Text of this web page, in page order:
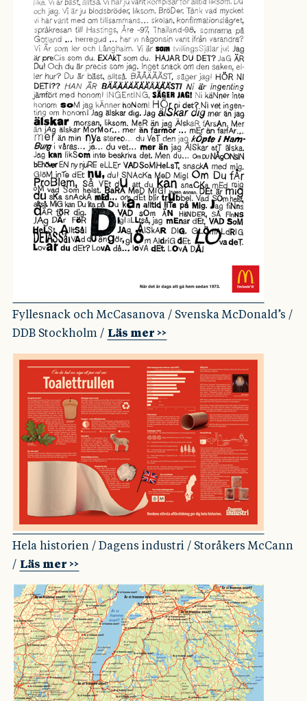
Fyllesnack och McCasanova / Svenska McDonald’s /
DDB Stockholm / Läs mer >>
Hela historien / Dagens industri / Storåkers McCann
/ Läs mer >>